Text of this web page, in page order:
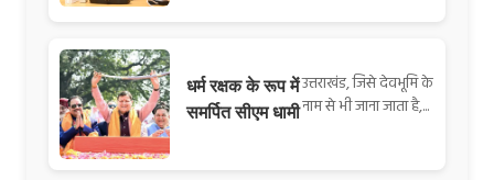
धर्म रक्षक के रूप में
समर्पित सीएम धामी
उत्तराखंड, जिसे देवभूमि के
नाम से भी जाना जाता है,...